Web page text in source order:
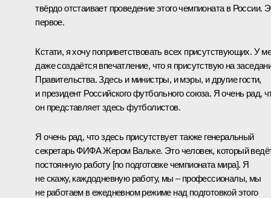
твёрдо отстаивает проведение этого чемпионата в России.
первое.
Кстати, я хочу поприветствовать всех присутствующих. У
даже создаётся впечатление, что я присутствую на
Правительства. Здесь и министры, и мэры, и другие гости,
и президент Российского футбольного союза. Я очень рад,
он представляет здесь футболистов.
Я очень рад, что здесь присутствует также генеральный
секретарь ФИФА Жером Вальке. Это человек, который
постоянную работу [по подготовке чемпионата мира]. Я
не скажу, каждодневную работу, мы – профессионалы, мы
не работаем в ежедневном режиме над подготовкой этого